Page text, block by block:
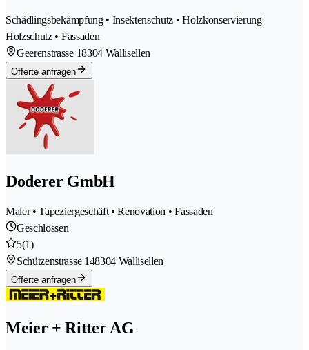
Schädlingsbekämpfung • Insektenschutz • Holzkonservierung
Holzschutz • Fassaden
Geerenstrasse 18304 Wallisellen
Offerte anfragen
Doderer GmbH
Maler • Tapeziergeschäft • Renovation • Fassaden
Geschlossen
5(1)
Schützenstrasse 148304 Wallisellen
Offerte anfragen
Meier + Ritter AG